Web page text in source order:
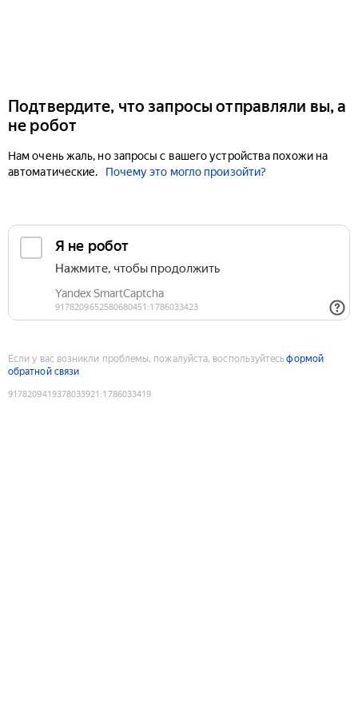
Подтвердите, что запросы отправляли вы, а
не робот
Нам очень жаль, но запросы с вашего устройства похожи на
автоматические.
Почему это могло произойти?
Если у вас возникли проблемы, пожалуйста, воспользуйтесьформой
обратной связи
9178209419378033921 :1786033419